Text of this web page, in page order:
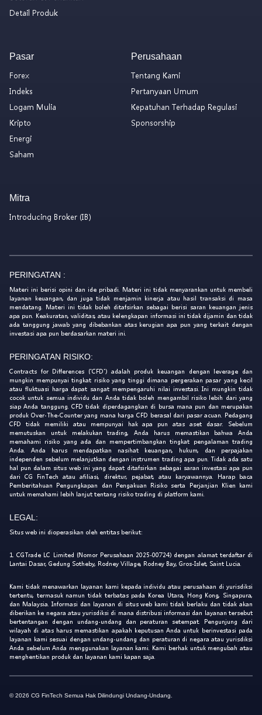
Detail Produk
Pasar
Forex
Indeks
Logam Mulia
Kripto
Energi
Saham
Perusahaan
Tentang Kami
Pertanyaan Umum
Kepatuhan Terhadap Regulasi
Sponsorship
Mitra
Introducing Broker (IB)
PERINGATAN :
Materi ini berisi opini dan ide pribadi. Materi ini tidak menyarankan untuk membeli
layanan keuangan, dan juga tidak menjamin kinerja atau hasil transaksi di masa
mendatang. Materi ini tidak boleh ditafsirkan sebagai berisi saran keuangan jenis
apa pun. Keakuratan, validitas, atau kelengkapan informasi ini tidak dijamin dan tidak
ada tanggung jawab yang dibebankan atas kerugian apa pun yang terkait dengan
investasi apa pun berdasarkan materi ini.
PERINGATAN RISIKO:
Contracts for Differences ('CFD') adalah produk keuangan dengan leverage dan
mungkin mempunyai tingkat risiko yang tinggi dimana pergerakan pasar yang kecil
atau fluktuasi harga dapat sangat mempengaruhi nilai investasi. Ini mungkin tidak
cocok untuk semua individu dan Anda tidak boleh mengambil risiko lebih dari yang
siap Anda tanggung. CFD tidak diperdagangkan di bursa mana pun dan merupakan
produk Over-The-Counter yang mana harga CFD berasal dari pasar acuan. Pedagang
CFD tidak memiliki atau mempunyai hak apa pun atas aset dasar. Sebelum
memutuskan untuk melakukan trading, Anda harus memastikan bahwa Anda
memahami risiko yang ada dan mempertimbangkan tingkat pengalaman trading
Anda. Anda harus mendapatkan nasihat keuangan, hukum, dan perpajakan
independen sebelum melanjutkan dengan instrumen trading apa pun. Tidak ada satu
hal pun dalam situs web ini yang dapat ditafsirkan sebagai saran investasi apa pun
dari CG FinTech atau afiliasi, direktur, pejabat, atau karyawannya. Harap baca
Pemberitahuan Pengungkapan dan Pengakuan Risiko serta Perjanjian Klien kami
untuk memahami lebih lanjut tentang risiko trading di platform kami.
LEGAL:
Situs web ini dioperasikan oleh entitas berikut:
1. CGTrade LC Limited (Nomor Perusahaan 2025-00724) dengan alamat terdaftar di
Lantai Dasar, Gedung Sotheby, Rodney Village, Rodney Bay, Gros-Islet, Saint Lucia.
Kami tidak menawarkan layanan kami kepada individu atau perusahaan di yurisdiksi
tertentu, termasuk namun tidak terbatas pada Korea Utara, Hong Kong, Singapura,
dan Malaysia. Informasi dan layanan di situs web kami tidak berlaku dan tidak akan
diberikan ke negara atau yurisdiksi di mana distribusi informasi dan layanan tersebut
bertentangan dengan undang-undang dan peraturan setempat. Pengunjung dari
wilayah di atas harus memastikan apakah keputusan Anda untuk berinvestasi pada
layanan kami sesuai dengan undang-undang dan peraturan di negara atau yurisdiksi
Anda sebelum Anda menggunakan layanan kami. Kami berhak untuk mengubah atau
menghentikan produk dan layanan kami kapan saja.
© 2026 CG FinTech Semua Hak Dilindungi Undang-Undang.